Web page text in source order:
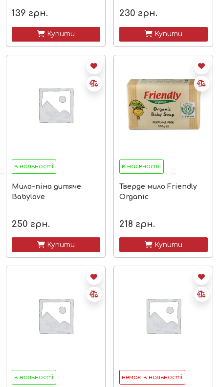
139 грн.
 Купити
230 грн.
 Купити
в наявності
Мило-піна дитяче
Babylove
250 грн.
 Купити
в наявності
Тверде мило Friendly
Organic
218 грн.
 Купити
в наявності немає в наявності